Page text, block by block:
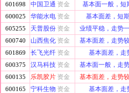
601698
中国卫通 资金 基本面一般，短
600025
华能水电 资金 基本面差，短
605255
天普股份 资金 业绩平稳，走势
600740
山西焦化 资金 基本面差，走势
601869
长飞光纤 资金 基本面差，走
600375
汉马科技 资金 基本面一般，走
600135
乐凯胶片 资金 基本面差，走势
600165
宁科生物 资金 基本面差，走